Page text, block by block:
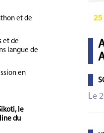
et de
et de
langue de
en
le
du
Le